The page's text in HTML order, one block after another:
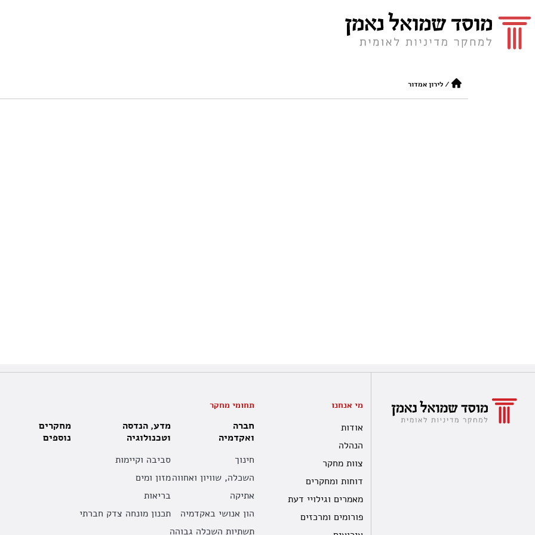
/לירון אמדור
מי אנחנו
אודות
הנהלה
צוות מחקר
דוחות ומחקרים
מאמרים וגילויי דעת
פורומים ומרכזים
תחומי מחקר
חברה
ואקדמיה
חינוך
השכלה, שוויון ואחווה
אתיקה
הון אנושי באקדמיה
תשתיות השכלה גבוהה
מדע, הנדסה
וטכנולוגיה
סביבה וקיימות
מזון ומים
בריאות
תכנון מונחה צדק חברתי
מחקרים
נוספים